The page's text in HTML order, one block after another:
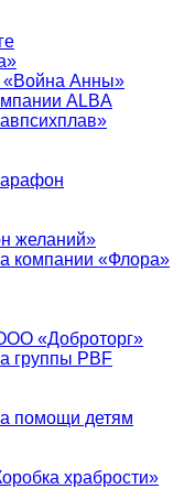
«Война Анны»
ALBA
желаний»
компании «Флора»
«Доброторг»
группы PBF
помощи детям
храбрости»